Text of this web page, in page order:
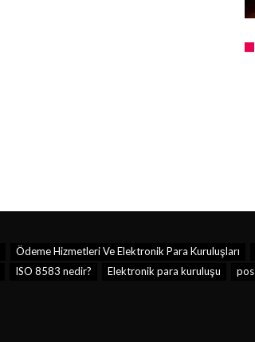
Ödeme Hizmetleri Ve Elektronik Para Kuruluşları
ISO 8583 nedir? Elektronik para kuruluşu pos